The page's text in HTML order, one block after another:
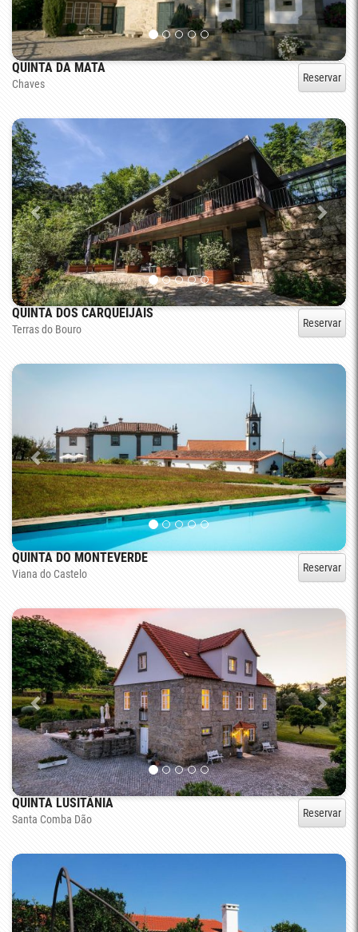
QUINTA DA MATA
Chaves Reservar
QUINTA DOS CARQUEIJAIS
Terras do Bouro Reservar
QUINTA DO MONTEVERDE
Viana do Castelo Reservar
QUINTA LUSITÂNIA
Santa Comba Dão Reservar